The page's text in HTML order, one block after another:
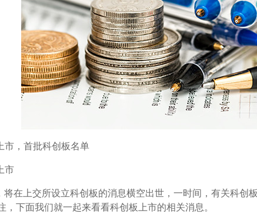
市，首批科创板名单
市
在上交所设立科创板的消息横空出世，一时间，有关科创
，下面我们就一起来看看科创板上市的相关消息。